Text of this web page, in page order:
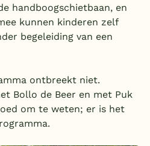
handboogschietbaan, en
kunnen kinderen zelf
begeleiding van een
ontbreekt niet.
Bollo de Beer en met Puk
om te weten; er is het